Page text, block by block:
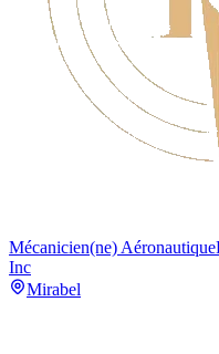
Mécanicien(ne) Aéronautique
Inc
Mirabel